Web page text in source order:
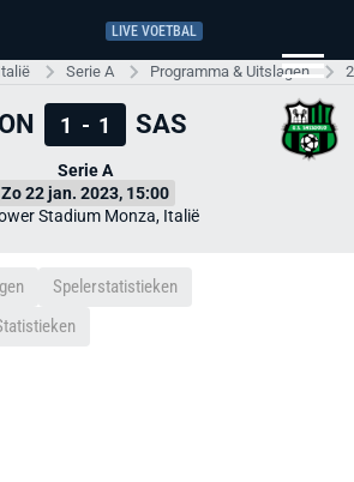
LIVE VOETBAL
Serie A Programma & Uitslagen
1 - 1 SAS
Serie A
Zo 22 jan. 2023, 15:00
Stadium Monza, Italië
Spelerstatistieken